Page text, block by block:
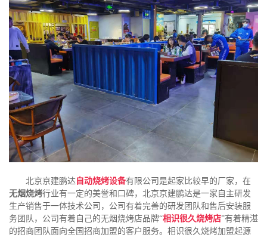
北京京建鹏达自动烧烤设备有限公司是起家比较早的厂家，在
无烟烧烤行业有一定的美誉和口碑，北京京建鹏达是一家自主研发
生产销售于一体技术公司，公司有着完善的研发团队和售后安装服
务团队，公司有着自己的无烟烧烤店品牌“相识很久烧烤店”有着精湛
的招商团队面向全国招商加盟的客户服务。相识很久烧烤加盟起源